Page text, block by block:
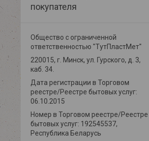
покупателя
Общество с ограниченной
ответственностью "ТутПластМет"
220015, г. Минск, ул. Гурского, д. 3,
каб. 34.
Дата регистрации в Торговом
реестре/Реестре бытовых услуг:
06.10.2015
Номер в Торговом реестре/Реестре
бытовых услуг: 192545537,
Республика Беларусь